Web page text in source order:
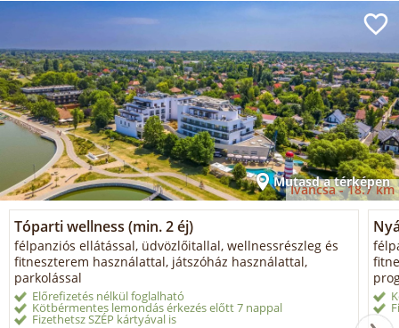
Mutasd a térképen
Iváncsa -18.7 km
Tóparti wellness (min. 2 éj)
félpanziós ellátással, üdvözlőitallal, wellnessrészleg és
fitneszterem használattal, játszóház használattal,
parkolással
Előrefizetés nélkül foglalható
Kötbérmentes lemondás érkezés előtt 7 nappal
Fizethetsz SZÉP kártyával is